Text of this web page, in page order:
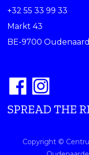
+32 55 33 99 33
Markt 43
BE-9700
SPREAD THE
Copyright ©